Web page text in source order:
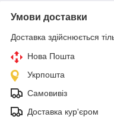
Умови доставки
Доставка здійснюється
Нова Пошта
Укрпошта
Самовивіз
Доставка кур'єром